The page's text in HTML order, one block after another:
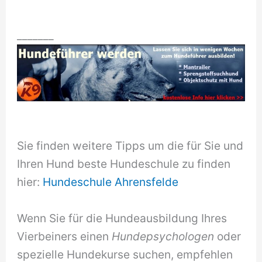
Sie finden weitere Tipps um die für Sie und
Ihren Hund beste Hundeschule zu finden
hier: Hundeschule Ahrensfelde
Wenn Sie für die Hundeausbildung Ihres
Vierbeiners einen Hundepsychologen oder
spezielle Hundekurse suchen, empfehlen